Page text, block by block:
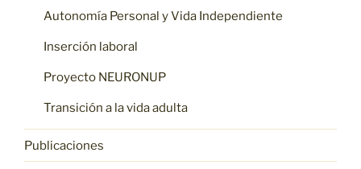
Autonomía Personal y Vida Independiente
Inserción laboral
Proyecto NEURONUP
Transición a la vida adulta
Publicaciones